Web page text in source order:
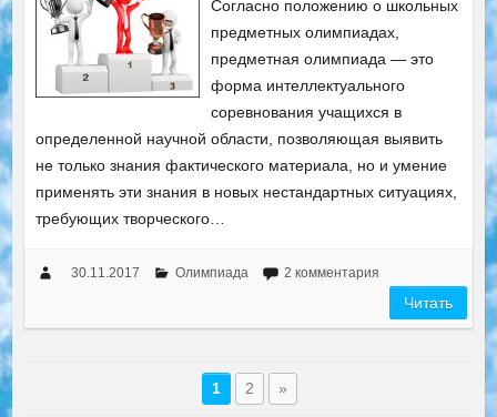
Согласно положению о школьных
предметных олимпиадах,
предметная олимпиада — это
форма интеллектуального
соревнования учащихся в
определенной научной области, позволяющая выявить
не только знания фактического материала, но и умение
применять эти знания в новых нестандартных ситуациях,
требующих творческого…
30.11.2017 Олимпиада 2 комментария
Читать
1 2 »